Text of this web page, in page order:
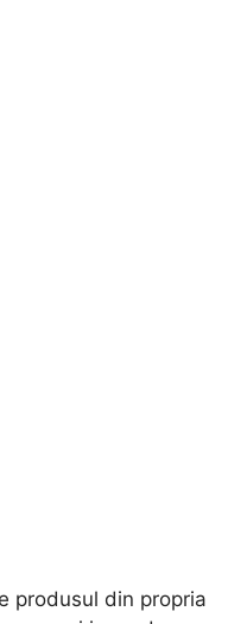
produsul din propria